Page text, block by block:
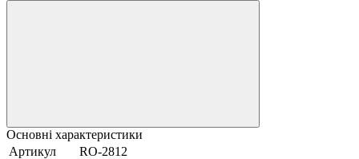
Основні характеристики
Артикул
RO-2812